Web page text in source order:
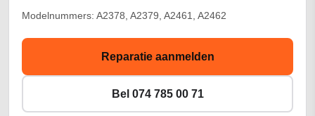
Modelnummers: A2378, A2379, A2461, A2462
Reparatie aanmelden
Bel 074 785 00 71